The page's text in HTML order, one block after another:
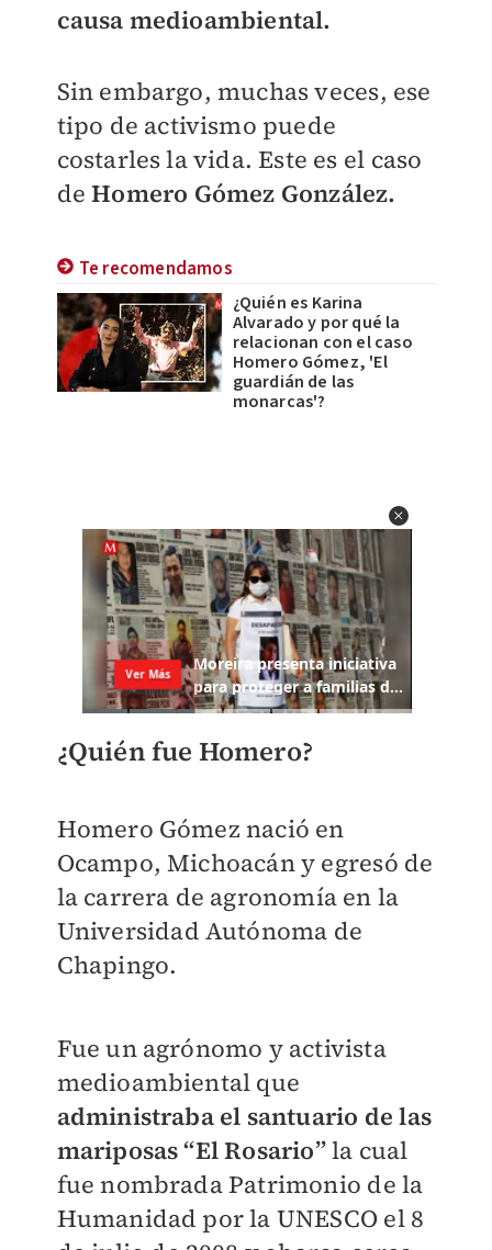
causa medioambiental.
Sin embargo, muchas veces, ese
tipo de activismo puede
costarles la vida. Este es el caso
deHomero Gómez González.
Te recomendamos
¿Quién es Karina
Alvarado y por qué la
relacionan con el caso
Homero Gómez, 'El
guardián de las
monarcas'?
¿Quién fue Homero?
Homero Gómez nació en
Ocampo, Michoacán y egresó de
la carrera de agronomía en la
Universidad Autónoma de
Chapingo.
Fue un agrónomo y activista
medioambiental que
administraba el santuario de las
mariposas “El Rosario”la cual
fue nombrada Patrimonio de la
Humanidad por la UNESCO el 8